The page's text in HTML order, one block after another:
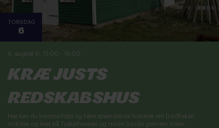
TORSDAG
6
6. august kl. 13:00 - 16:00
Kræ Justs
Redskabshus
Her kan du komme forbi og høre spændende historier om fjordfiskeri,
motorer og livet på Tyskerhavnen og Hvide Sande gennem tiden.